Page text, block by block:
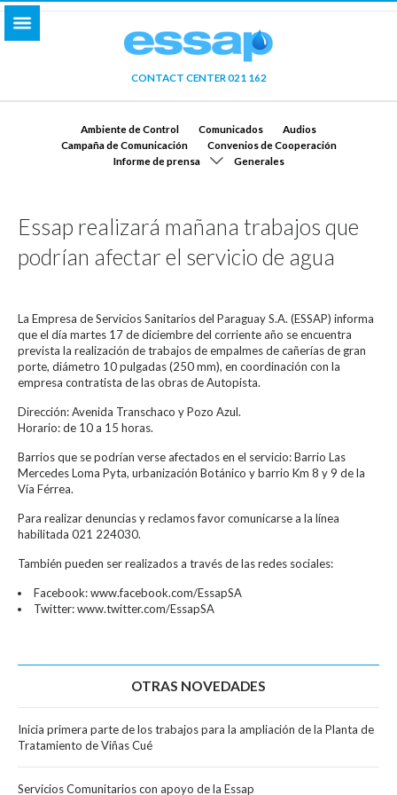
CONTACT CENTER 021 162
Ambiente de Control Comunicados
Audios
Campaña de Comunicación
Convenios de Cooperación
Informe de prensa
Generales
Essap realizará mañana trabajos que
podrían afectar el servicio de agua
La Empresa de Servicios Sanitarios del Paraguay S.A. (ESSAP) informa
que el día martes 17 de diciembre del corriente año se encuentra
prevista la realización de trabajos de empalmes de cañerías de gran
porte, diámetro 10 pulgadas (250 mm), en coordinación con la
empresa contratista de las obras de Autopista.
Dirección: Avenida Transchaco y Pozo Azul.
Horario: de 10 a 15 horas.
Barrios que se podrían verse afectados en el servicio: Barrio Las
Mercedes Loma Pyta, urbanización Botánico y barrio Km 8 y 9 de la
Vía Férrea.
Para realizar denuncias y reclamos favor comunicarse a la línea
habilitada 021 224030.
También pueden ser realizados a través de las redes sociales:
Facebook: www.facebook.com/EssapSA
Twitter: www.twitter.com/EssapSA
OTRAS NOVEDADES
Inicia primera parte de los trabajos para la ampliación de la Planta de
Tratamiento de Viñas Cué
Servicios Comunitarios con apoyo de la Essap